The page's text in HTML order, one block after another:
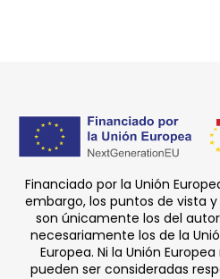
Financiado por la Unión
embargo, los puntos de vista
son únicamente los del
necesariamente los de la
Europea. Ni la Unión
pueden ser consideradas